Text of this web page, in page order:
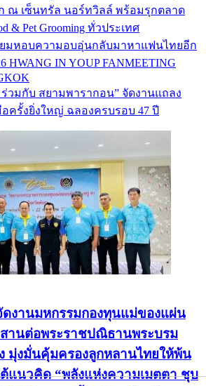
ณ เซ็นทรัล นอร์ทวิลล์ พร้อมรุกตลาด
& Pet Grooming ทั่วประเทศ
ยมหอบความอบอุ่นกลับมาหาแฟนไทยอีก
HWANG IN YOUP FANMEETING
วมกับ สยามพารากอน” จัดงานแถลง
ครั้งยิ่งใหญ่ ฉลองครบรอบ 47 ปี
งานมหกรรมกองทุนแม่ของแผ่น
านต่อพระราชปณิธานพระบรม
มุ่งมั่นคุ้มครองลูกหลานไทยให้พ้น
แนวคิด “พลังแห่งความเมตตา ชุบ